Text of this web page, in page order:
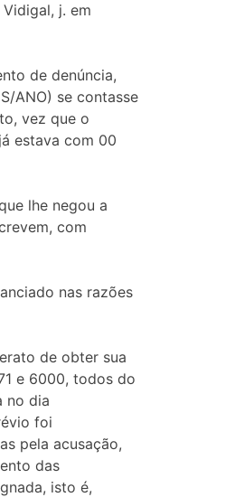
j. em
de denúncia,
ANO) se contasse
vez que o
estava com 00
lhe negou a
com
nas razões
de obter sua
e 6000, todos do
no dia
foi
pela acusação,
das
isto é,